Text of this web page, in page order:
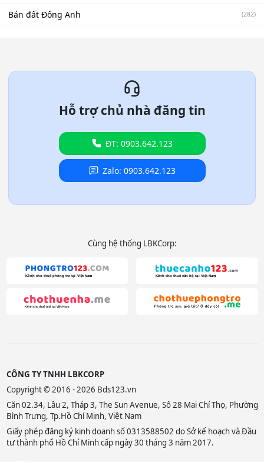
Bán đất Đông Anh (282)
Hỗ trợ chủ nhà đăng tin
ĐT: 0903.642.123
Zalo: 0903.642.123
Cùng hệ thống LBKCorp:
CÔNG TY TNHH LBKCORP
Copyright © 2016 - 2026 Bds123.vn
Căn 02.34, Lầu 2, Tháp 3, The Sun Avenue, Số 28 Mai Chí Thọ, Phường
Bình Trưng, Tp.Hồ Chí Minh, Việt Nam
Giấy phép đăng ký kinh doanh số 0313588502 do Sở kế hoạch và Đầu
tư thành phố Hồ Chí Minh cấp ngày 30 tháng 3 năm 2017.